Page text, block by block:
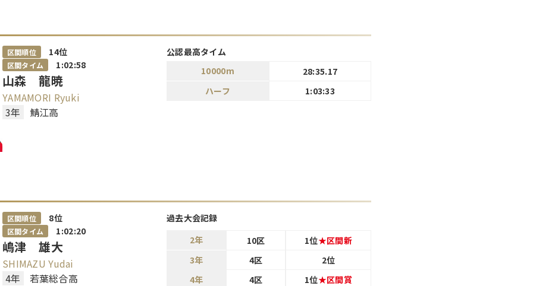
区間順位 14位
区間タイム 1:02:58
山森 龍暁
YAMAMORI Ryuki
3年
鯖江高
公認最高タイム
10000m
28:35.17
ハーフ
1:03:33
区間順位 8位
区間タイム 1:02:20
嶋津 雄大
SHIMAZU Yudai
4年
若葉総合高
過去大会記録
2年
10区 1位★区間新
3年
4区
2位
4年
4区 1位★区間賞